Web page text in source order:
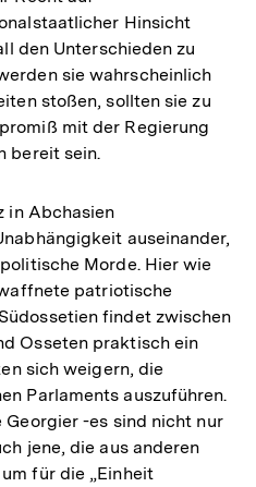
Hinsicht
den Unterschieden zu
sie wahrscheinlich
stoßen, sollten sie zu
mit der Regierung
bereit sein.
in Abchasien
auseinander,
Morde. Hier wie
patriotische
findet zwischen
Osseten praktisch ein
sich weigern, die
Parlaments auszuführen.
-es sind nicht nur
jene, die aus anderen
für die „Einheit